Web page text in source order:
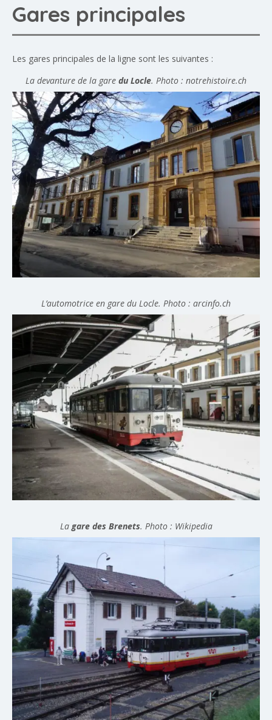
Gares principales
Les gares principales de la ligne sont les suivantes :
La devanture de la gare du Locle. Photo : notrehistoire.ch
L’automotrice en gare du Locle. Photo : arcinfo.ch
Lagare des Brenets. Photo : Wikipedia